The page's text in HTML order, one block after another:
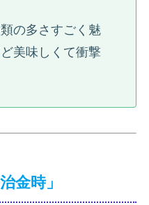
の多さすごく魅
美味しくて衝撃
金時」